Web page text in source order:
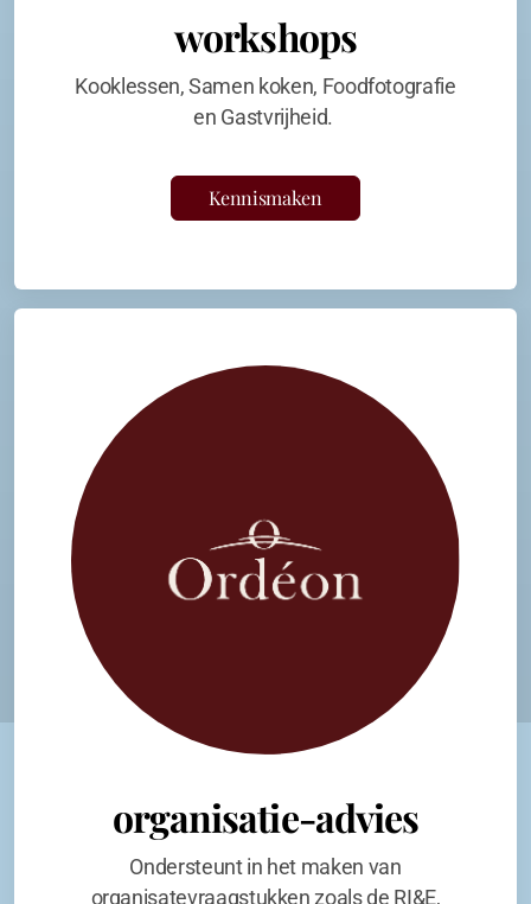
workshops
Kooklessen, Samen koken, Foodfotografie
en Gastvrijheid.
Kennismaken
organisatie-advies
Ondersteunt in het maken van
organisatevraagstukken zoals de RI&E,